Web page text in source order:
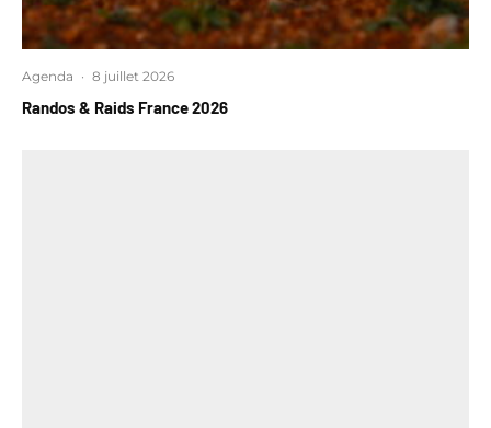
Agenda · 8 juillet 2026
Randos & Raids France 2026